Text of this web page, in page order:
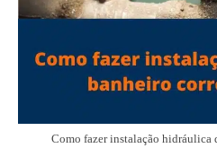
Como fazer instalação hidráulica